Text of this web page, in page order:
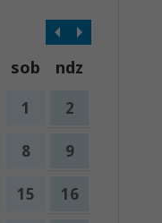
sob ndz
1 2
8 9
15 16